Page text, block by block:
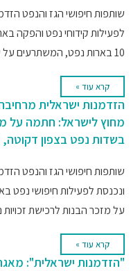
שותפות חיפושי הגז והנפט
לפעילות קידוחי נפט והפקה
10 בארות נפט, המשתרעים על שטח של
קרא עוד »
הזדמנות ישראלית
מחוץ לישראל: חתמה על
בשדות נפט בצפון
שותפות חיפושי הגז והנפט
ונכנסת לפעילות חיפושי נפט
על מזכר הבנות לרכישת
קרא עוד »